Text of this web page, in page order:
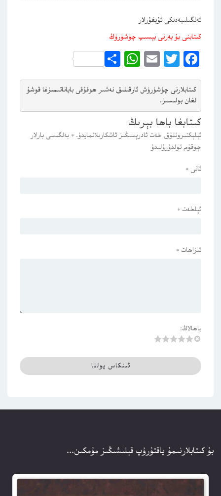
ئەنگىلىيەدىكى ئۇيغۇرلار
كىتابنى بۇ يەرنى بېسىپ چۈشۈرۈڭ
Facebook
Twitter
Email
WhatsApp
Share
كىتابلارنى چۈشۈرۈش ئارقىلىق نەشىر ھوقۇقى باياناتىمىزغا قوشۇ
لغان بولىسىز.
كىتابغا باھا بېرىڭ
ئېلېكتىرونلۇق خەت ئادرېسىڭىز ئاشكارىلانمايدۇ. * بەلگىسى بارلار
چوقۇم تولدۇرۇلىدۇ
ئاتى *
ئېلخەت *
ئىزاھات *
باھالاڭ:
بۇ كىتابلارنىمۇ ياقتۇرۇپ قېلىشىڭىز مۇمكىن...